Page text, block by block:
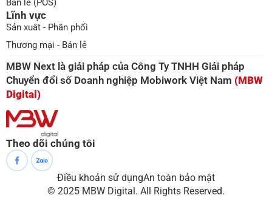
Bán lẻ (POS)
Lĩnh vực
Sản xuât - Phân phối
Thương mại - Bán lẻ
MBW Next là giải pháp của Công Ty TNHH Giải pháp
Chuyển đổi số Doanh nghiệp Mobiwork Việt Nam (MBW
Digital)
Theo dõi chúng tôi
© 2025 MBW Digital. All Rights Reserved.
Điều khoản sử dụngAn toàn bảo mật